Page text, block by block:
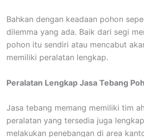
Bahkan dengan keadaan pohon
dilemma yang ada. Baik dari segi
pohon itu sendiri atau mencabut
memiliki peralatan lengkap.
Peralatan Lengkap Jasa Tebang
Jasa tebang memang memiliki tim
peralatan yang tersedia juga
melakukan penebangan di area